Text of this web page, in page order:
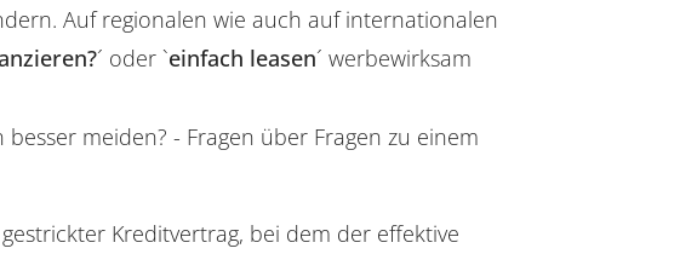
Auf regionalen wie auch auf internationalen
´ oder `einfach leasen´ werbewirksam
meiden? - Fragen über Fragen zu einem
Kreditvertrag, bei dem der effektive